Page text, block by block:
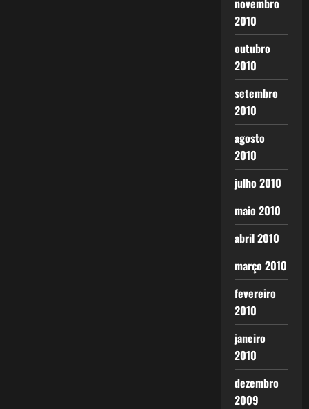
novembro
2010
outubro
2010
setembro
2010
agosto
2010
julho 2010
maio 2010
abril 2010
março 2010
fevereiro
2010
janeiro
2010
dezembro
2009